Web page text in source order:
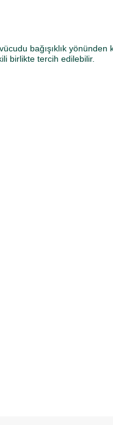
bağışıklık
birlikte tercih edilebilir.